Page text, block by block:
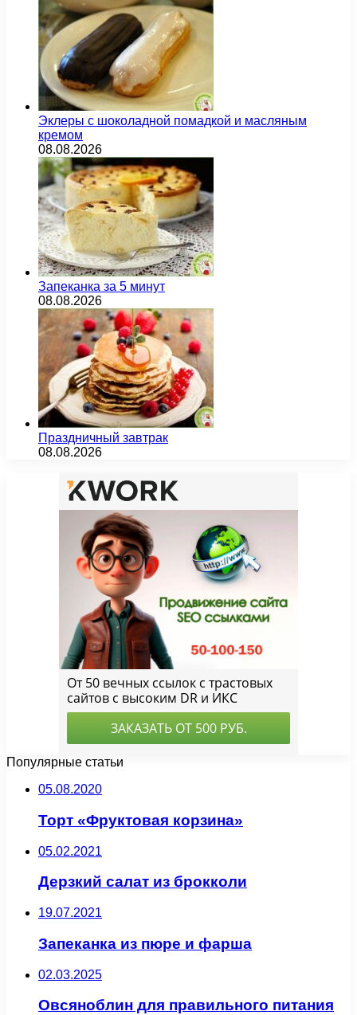
Эклеры с шоколадной помадкой и масляным
кремом
08.08.2026
Запеканка за 5 минут
08.08.2026
Праздничный завтрак
08.08.2026
Популярные статьи
05.08.2020
Торт «Фруктовая корзина»
05.02.2021
Дерзкий салат из брокколи
19.07.2021
Запеканка из пюре и фарша
02.03.2025
Овсяноблин для правильного питания